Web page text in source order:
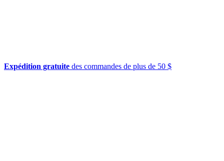
Expédition gratuite des commandes de plus de 50 $